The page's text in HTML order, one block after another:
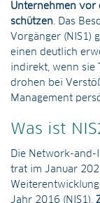
Unternehmen vor
schützen. Das
Vorgänger (NIS1)
einen deutlich
indirekt, wenn sie
drohen bei
Management
Was ist
Die Network-and-
trat im Januar
Jahr 2016 (NIS1).